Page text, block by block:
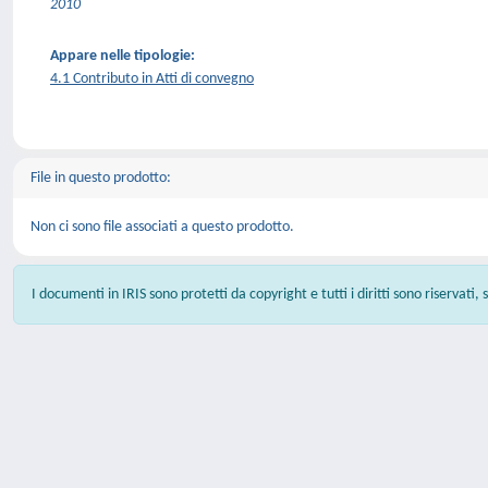
2010
Appare nelle tipologie:
4.1 Contributo in Atti di convegno
File in questo prodotto:
Non ci sono file associati a questo prodotto.
I documenti in IRIS sono protetti da copyright e tutti i diritti sono riservati,